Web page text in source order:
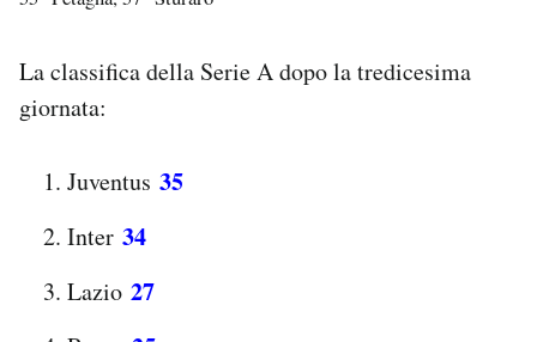
La classifica della Serie A dopo la tredicesima
giornata:
Juventus 35
Inter 34
Lazio 27